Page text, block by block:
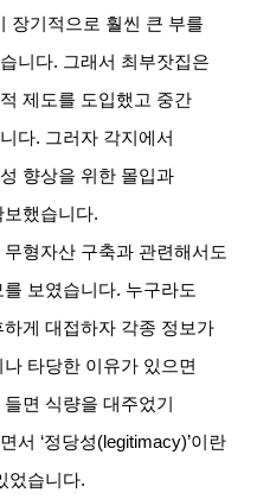
장기적으로 훨씬 큰 부를
니다. 그래서 최부잣집은
제도를 도입했고 중간
다. 그러자 각지에서
향상을 위한 몰입과
보했습니다.
형자산 구축과 관련해서도
보였습니다. 누구라도
게 대접하자 각종 정보가
타당한 이유가 있으면
면 식량을 대주었기
서 ‘정당성(legitimacy)’이란
었습니다.